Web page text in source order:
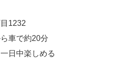
1232
車で約20分
日中楽しめる